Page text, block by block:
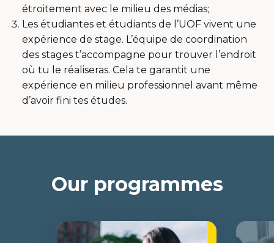
étroitement avec le milieu des médias;
Les étudiantes et étudiants de l’UOF vivent une
expérience de stage. L’équipe de coordination
des stages t’accompagne pour trouver l’endroit
où tu le réaliseras. Cela te garantit une
expérience en milieu professionnel avant même
d’avoir fini tes études.
Our programmes